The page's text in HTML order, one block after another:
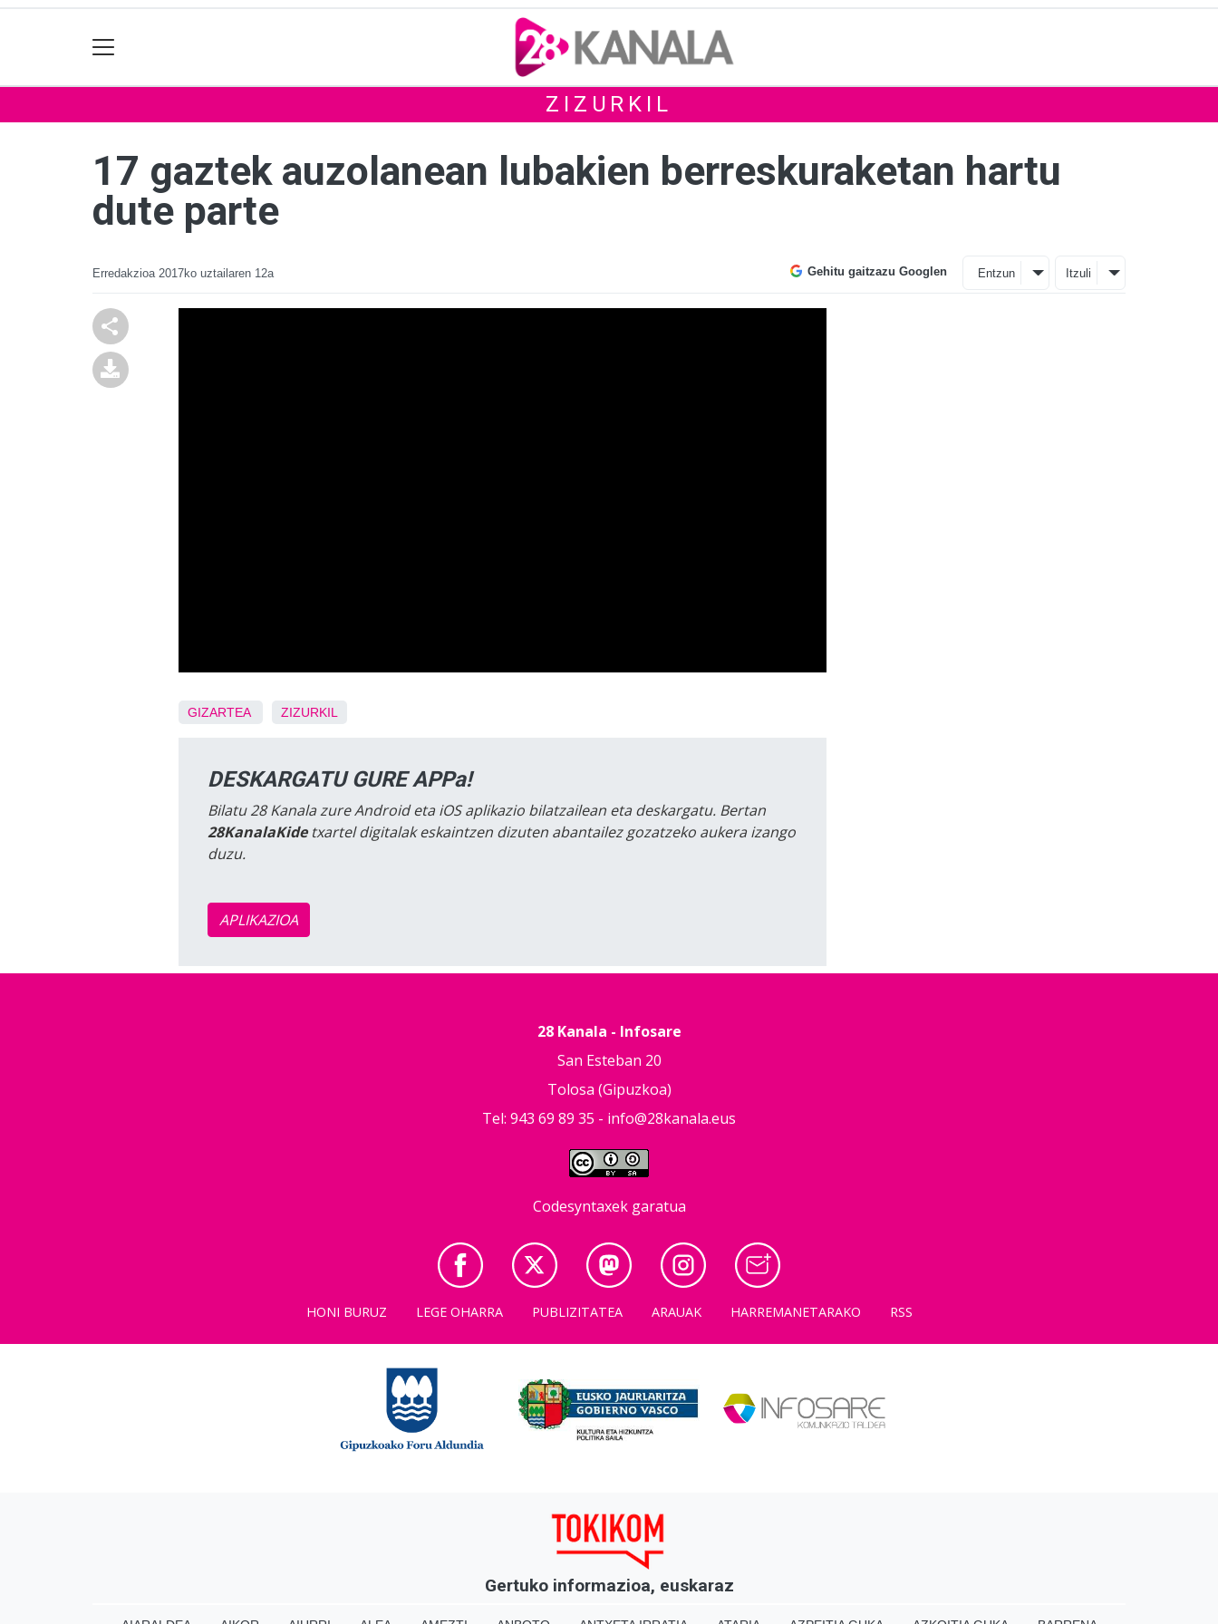
ZIZURKIL
17 gaztek auzolanean lubakien berreskuraketan hartu
dute parte
Erredakzioa 2017ko uztailaren 12a Gehitu gaitzazu Googlen Entzun Itzuli
GIZARTEA ZIZURKIL
DESKARGATU GURE APPa!
Bilatu 28 Kanala zure Android eta iOS aplikazio bilatzailean eta deskargatu. Bertan
28KanalaKidetxartel digitalak eskaintzen dizuten abantailez gozatzeko aukera izango
duzu.
APLIKAZIOA
28 Kanala - Infosare
San Esteban 20
Tolosa (Gipuzkoa)
Tel: 943 69 89 35 - info@28kanala.eus
Codesyntaxek garatua
HONI BURUZ LEGE OHARRA PUBLIZITATEA ARAUAK HARREMANETARAKO RSS
Gertuko informazioa, euskaraz